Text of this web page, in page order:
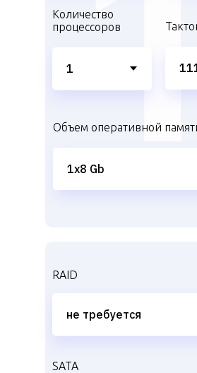
Количество
процессоров
Объем оперативной
SATA
RAID